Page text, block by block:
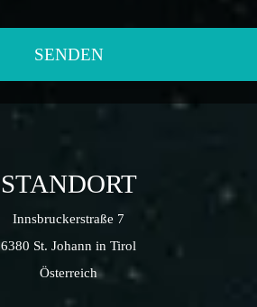
STANDORT
Innsbruckerstraße 7
6380 St. Johann in Tirol
Österreich